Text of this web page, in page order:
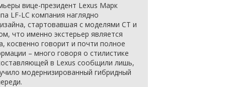
вице-президент Lexus Марк
LF-LC компания наглядно
стартовавшая с моделями CT и
что именно экстерьер является
косвенно говорит и почти полное
– много говоря о стилистике
в Lexus сообщили лишь,
модернизированный гибридный